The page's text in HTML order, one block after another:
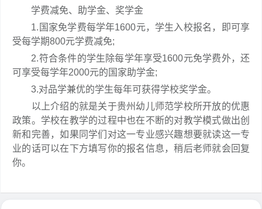
学费减免、助学金、奖学金
1.国家免学费每学年1600元，学生入校报名，即可享
受每学期800元学费减免;
2.符合条件的学生除每学年享受1600元免学费外，还
可享受每学年2000元的国家助学金;
3.对品学兼优的学生每年可获得学校奖学金。
以上介绍的就是关于贵州幼儿师范学校所开放的优惠
政策。学校在教学的过程中也在不断的对教学模式做出创
新和完善，如果同学们对这一专业感兴趣想要就读这一专
业的话可以在下方填写你的报名信息，稍后老师就会回复
你。